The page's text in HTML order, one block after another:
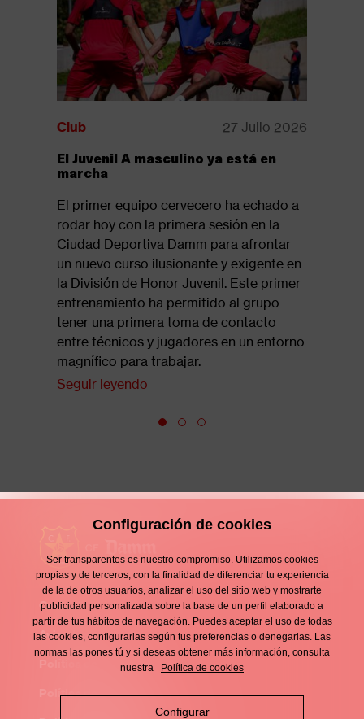
Club 27 Julio 2026
El Juvenil A masculino ya está en
marcha
El primer equipo cervecero ha echado a
rodar hoy con la primera sesión en la
Ciudad Deportiva Damm para afrontar
un nuevo curso ilusionante y exigente en
la División de Honor Juvenil. Este primer
entrenamiento ha permitido al grupo
tener una primera toma de contacto
entre técnicos y jugadores en un entorno
magnífico para trabajar.
Seguir leyendo
Enllaços
d'interès
Contacto
Footer
Aviso legal
Política de privacidad
Política de cookies
Configuración de cookies
Ser transparentes es nuestro compromiso. Utilizamos cookies
propias y de terceros, con la finalidad de diferenciar tu experiencia
de la de otros usuarios, analizar el uso del sitio web y mostrarte
publicidad personalizada sobre la base de un perfil elaborado a
partir de tus hábitos de navegación. Puedes aceptar el uso de todas
las cookies, configurarlas según tus preferencias o denegarlas. Las
normas las pones tú y si deseas obtener más información, consulta
nuestra
Política de cookies
Configurar